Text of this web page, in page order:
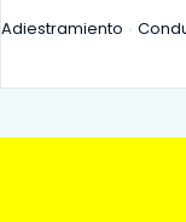
Adiestramiento